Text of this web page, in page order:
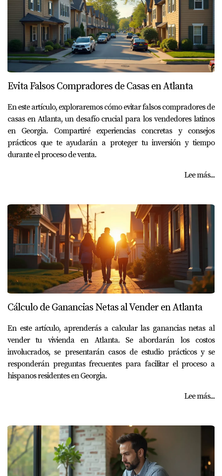
Evita Falsos Compradores de Casas en Atlanta
En este artículo, exploraremos cómo evitar falsos compradores de
casas en Atlanta, un desafío crucial para los vendedores latinos
en Georgia. Compartiré experiencias concretas y consejos
prácticos que te ayudarán a proteger tu inversión y tiempo
durante el proceso de venta.
Lee más...
Cálculo de Ganancias Netas al Vender en Atlanta
En este artículo, aprenderás a calcular las ganancias netas al
vender tu vivienda en Atlanta. Se abordarán los costos
involucrados, se presentarán casos de estudio prácticos y se
responderán preguntas frecuentes para facilitar el proceso a
hispanos residentes en Georgia.
Lee más...